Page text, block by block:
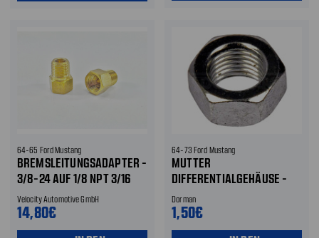
64-65 Ford Mustang
BREMSLEITUNGSADAPTER -
3/8-24 AUF 1/8 NPT 3/16
LEITUNG
Velocity Automotive GmbH
14,80€
64-73 Ford Mustang
MUTTER
DIFFERENTIALGEHÄUSE -
3/8-24 "
Dorman
1,50€